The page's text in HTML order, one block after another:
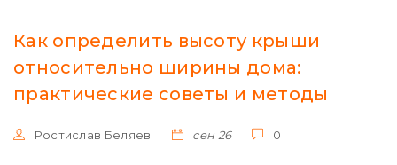
Как определить высоту крыши
относительно ширины дома:
практические советы и методы
Ростислав Беляев сен 26 0